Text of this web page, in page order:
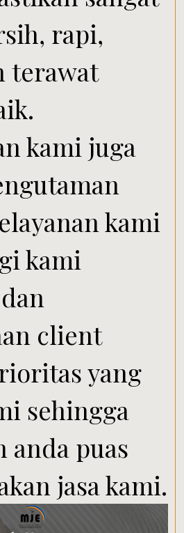
rapi,
terawat
kami juga
kami
kami
client
yang
sehingga
anda puas
jasa kami.